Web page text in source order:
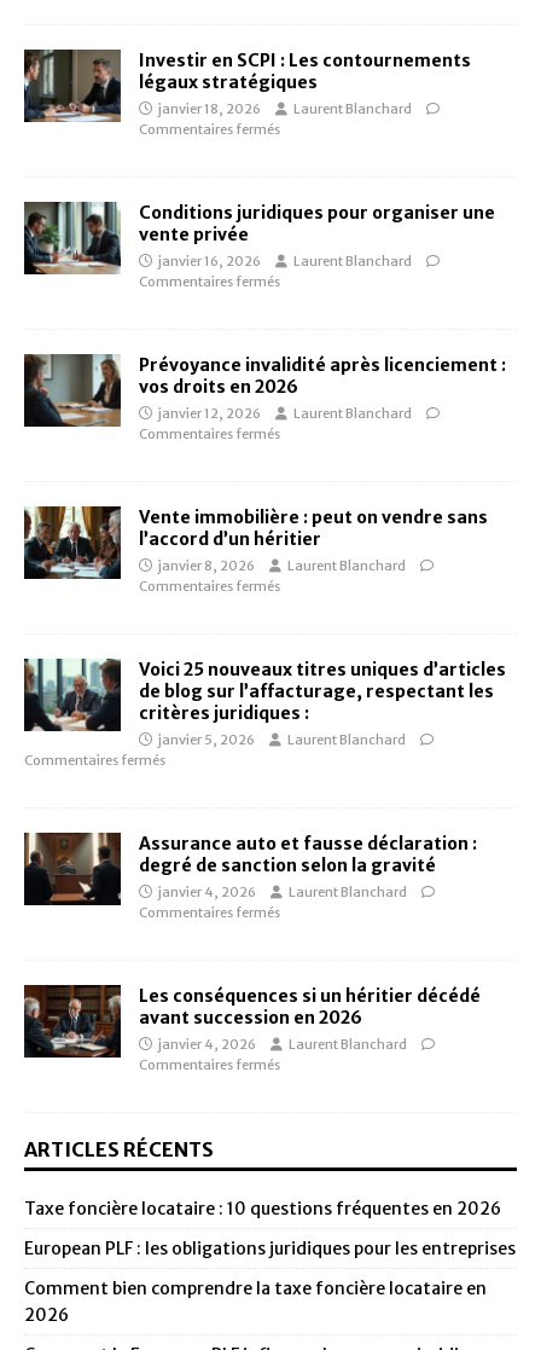
Investir en SCPI : Les contournements
légaux stratégiques
janvier 18, 2026
Laurent Blanchard
Commentaires fermés
Conditions juridiques pour organiser une
vente privée
janvier 16, 2026
Laurent Blanchard
Commentaires fermés
Prévoyance invalidité après licenciement :
vos droits en 2026
janvier 12, 2026
Laurent Blanchard
Commentaires fermés
Vente immobilière : peut on vendre sans
l’accord d’un héritier
janvier 8, 2026
Laurent Blanchard
Commentaires fermés
Voici 25 nouveaux titres uniques d’articles
de blog sur l’affacturage, respectant les
critères juridiques :
janvier 5, 2026
Laurent Blanchard
Commentaires fermés
Assurance auto et fausse déclaration :
degré de sanction selon la gravité
janvier 4, 2026
Laurent Blanchard
Commentaires fermés
Les conséquences si un héritier décédé
avant succession en 2026
janvier 4, 2026
Laurent Blanchard
Commentaires fermés
ARTICLES RÉCENTS
Taxe foncière locataire : 10 questions fréquentes en 2026
European PLF : les obligations juridiques pour les entreprises
Comment bien comprendre la taxe foncière locataire en
2026